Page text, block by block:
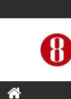
al